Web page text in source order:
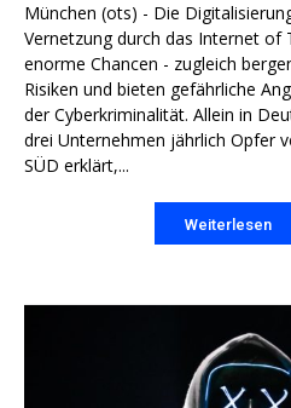
München (ots) - Die
Vernetzung durch das Internet of
enorme Chancen - zugleich
Risiken und bieten gefährliche
der Cyberkriminalität. Allein in Deutschland werden zwei von
drei Unternehmen jährlich Opfer
SÜD erklärt,...
Weiterlesen